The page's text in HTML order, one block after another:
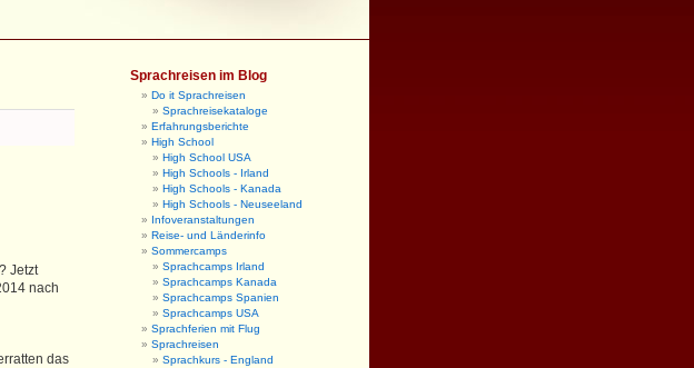
Jetzt
nach
das
Sprachreisen im Blog
Do it Sprachreisen
Sprachreisekataloge
Erfahrungsberichte
High School
High School USA
High Schools - Irland
High Schools - Kanada
High Schools - Neuseeland
Infoveranstaltungen
Reise- und Länderinfo
Sommercamps
Sprachcamps Irland
Sprachcamps Kanada
Sprachcamps Spanien
Sprachcamps USA
Sprachferien mit Flug
Sprachreisen
Sprachkurs - England